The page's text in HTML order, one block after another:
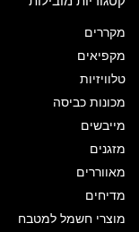
מקררים
מקפיאים
טלוויזיות
מכונות כביסה
מייבשים
מזגנים
מאווררים
מדיחים
מוצרי חשמל למטבח